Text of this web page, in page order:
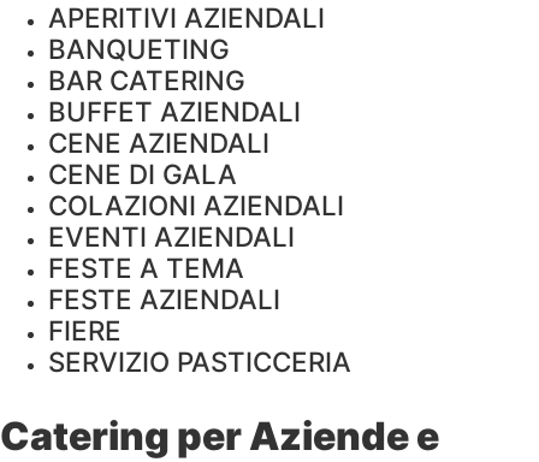
APERITIVI AZIENDALI
BANQUETING
BAR CATERING
BUFFET AZIENDALI
CENE AZIENDALI
CENE DI GALA
COLAZIONI AZIENDALI
EVENTI AZIENDALI
FESTE A TEMA
FESTE AZIENDALI
FIERE
SERVIZIO PASTICCERIA
Catering per Aziende e